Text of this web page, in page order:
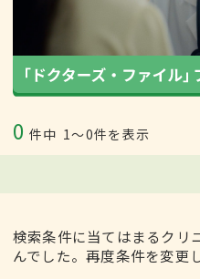
0 件中 1〜0件を表示
検索条件に当てはまるクリ
んでした。再度条件を変更